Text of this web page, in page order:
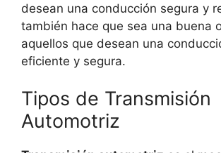
desean una conducción segura y
también hace que sea una buena
aquellos que desean una
eficiente y segura.
Tipos de Transmisión
Automotriz